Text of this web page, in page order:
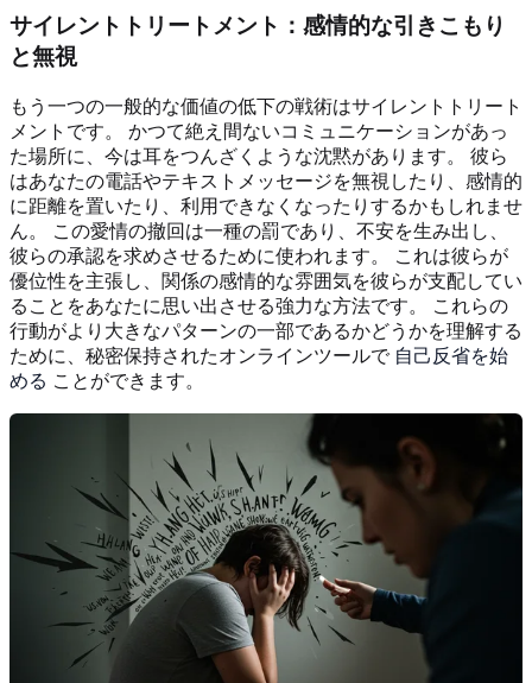
サイレントトリートメント：感情的な引きこもり
と無視
もう一つの一般的な価値の低下の戦術はサイレントトリート
メントです。 かつて絶え間ないコミュニケーションがあっ
た場所に、今は耳をつんざくような沈黙があります。 彼ら
はあなたの電話やテキストメッセージを無視したり、感情的
に距離を置いたり、利用できなくなったりするかもしれませ
ん。 この愛情の撤回は一種の罰であり、不安を生み出し、
彼らの承認を求めさせるために使われます。 これは彼らが
優位性を主張し、関係の感情的な雰囲気を彼らが支配してい
ることをあなたに思い出させる強力な方法です。 これらの
行動がより大きなパターンの一部であるかどうかを理解する
ために、秘密保持されたオンラインツールで 自己反省を始
める ことができます。